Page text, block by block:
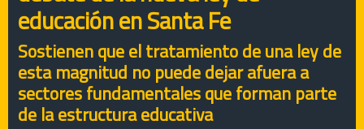
educación en Santa Fe
Sostienen que el tratamiento de una ley de
esta magnitud no puede dejar afuera a
sectores fundamentales que forman parte
de la estructura educativa